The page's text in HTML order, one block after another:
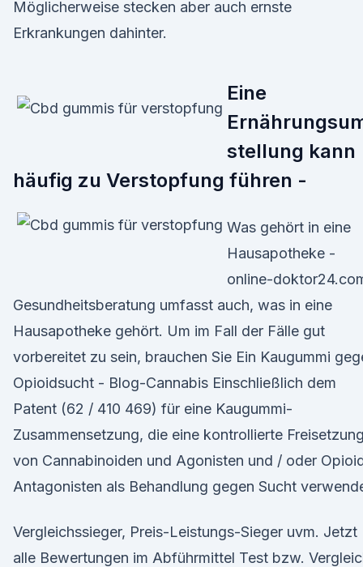
Möglicherweise stecken aber auch ernste
Erkrankungen dahinter.
Eine
stellung kann
häufig zu Verstopfung führen -
Was gehört in eine
Hausapotheke -
online-
Gesundheitsberatung umfasst auch, was in eine
Hausapotheke gehört. Um im Fall der Fälle gut
vorbereitet zu sein, brauchen Sie Ein Kaugummi
Opioidsucht - Blog-Cannabis Einschließlich dem
Patent (62 / 410 469) für eine Kaugummi-
Zusammensetzung, die eine kontrollierte Freisetzung
von Cannabinoiden und Agonisten und / oder
Antagonisten als Behandlung gegen Sucht
Vergleichssieger, Preis-Leistungs-Sieger uvm. Jetzt
alle Bewertungen im Abführmittel Test bzw.